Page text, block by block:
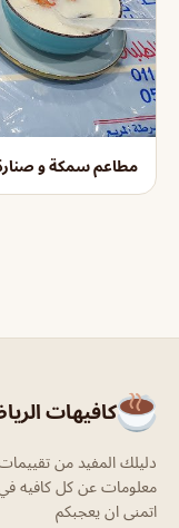
مطاعم سمكة و صنارة
كافيهات
دليلك المفيد من
معلومات عن كل كافيه
اتمنى ان يعجبكم